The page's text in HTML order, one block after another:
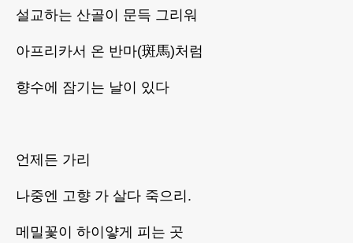
설교하는 산골이 문득 그리워
아프리카서 온 반마(斑馬)처럼
향수에 잠기는 날이 있다
언제든 가리
나중엔 고향 가 살다 죽으리.
메밀꽃이 하이얗게 피는 곳